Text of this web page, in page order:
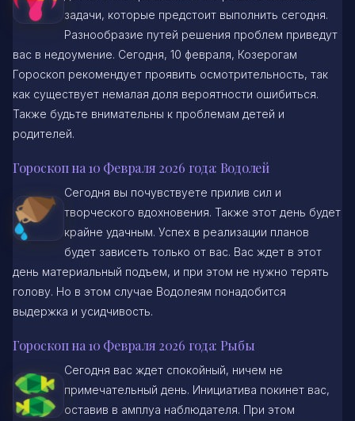
задачи, которые предстоит выполнить сегодня.
Разнообразие путей решения проблем приведут
вас в недоумение. Сегодня, 10 февраля, Козерогам
Гороскоп рекомендует проявить осмотрительность, так
как существует немалая доля вероятности ошибиться.
Также будьте внимательны к проблемам детей и
родителей.
Гороскоп на 10 Февраля 2026 года: Водолей
Сегодня вы почувствуете прилив сил и
творческого вдохновения. Также этот день будет
крайне удачным. Успех в реализации планов
будет зависеть только от вас. Вас ждет в этот
день материальный подъем, и при этом не нужно терять
голову. Но в этом случае Водолеям понадобится
выдержка и усидчивость.
Гороскоп на 10 Февраля 2026 года: Рыбы
Сегодня вас ждет спокойный, ничем не
примечательный день. Инициатива покинет вас,
оставив в амплуа наблюдателя. При этом